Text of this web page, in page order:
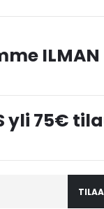
ILMAN
yli 75€
TILAA